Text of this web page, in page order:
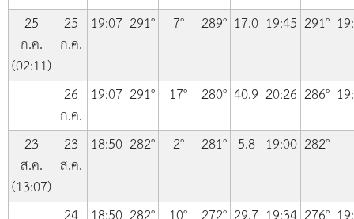
25
ก.ค.
(02:11)
25
ก.ค.
19:07 291° 7° 289° 17.0 19:45 291°
26
ก.ค.
19:07 291° 17° 280° 40.9 20:26 286°
23
ส.ค.
(13:07)
23
ส.ค.
18:50 282° 2° 281° 5.8 19:00 282° -